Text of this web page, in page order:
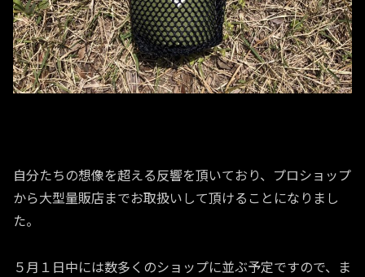
自分たちの想像を超える反響を頂いており、プロショップ
から大型量販店までお取扱いして頂けることになりまし
た。
５月１日中には数多くのショップに並ぶ予定ですので、ま